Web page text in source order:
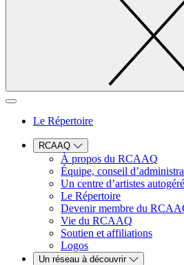
Le Répertoire
RCAAQ
À propos du RCAAQ
Équipe, conseil
Un centre d’artistes
Le Répertoire
Devenir membre du
Vie du RCAAQ
Soutien et affiliations
Logos
Un réseau à découvrir